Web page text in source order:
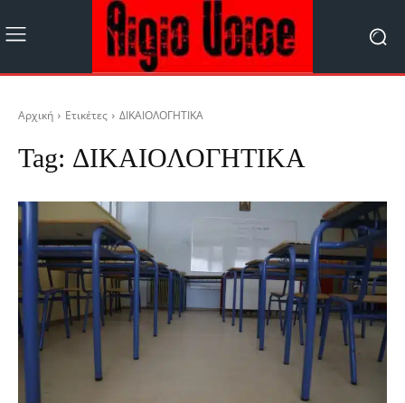
Αρχική Ετικέτες ΔΙΚΑΙΟΛΟΓΗΤΙΚΑ
Tag: ΔΙΚΑΙΟΛΟΓΗΤΙΚΑ